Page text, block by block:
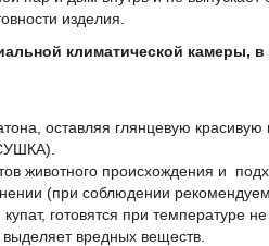
изделия.
климатической камеры,
оставляя глянцевую
животного происхождения и
(при соблюдении
готовятся при
вредных веществ.